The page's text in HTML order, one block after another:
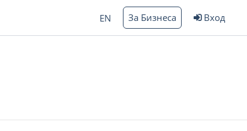
EN За Бизнеса Вход